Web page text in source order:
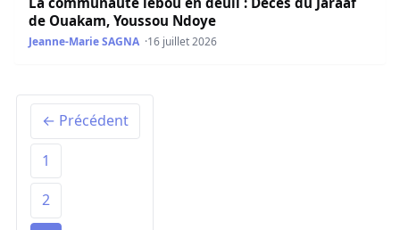
de Ouakam, Youssou Ndoye
Jeanne-Marie SAGNA 16 juillet 2026
← Précédent
1
2